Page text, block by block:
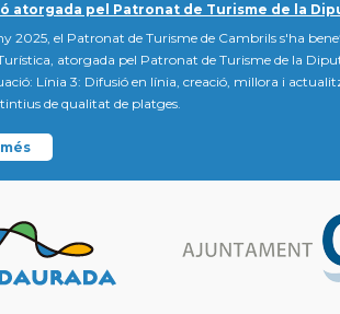
atorgada pel Patronat de Turisme de la
2025, el Patronat de Turisme de Cambrils s'ha
atorgada pel Patronat de Turisme de la
Línia 3: Difusió en línia, creació, millora i
de qualitat de platges.